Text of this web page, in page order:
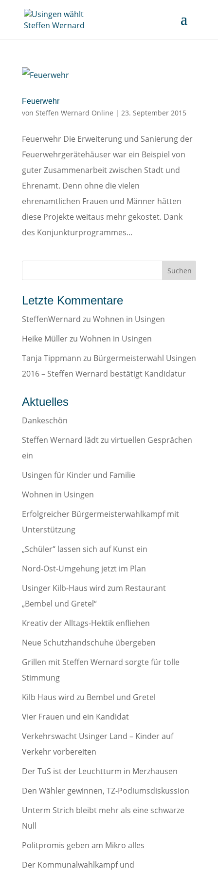
Feuerwehr
von Steffen Wernard Online | 23. September 2015
Feuerwehr Die Erweiterung und Sanierung der
Feuerwehrgerätehäuser war ein Beispiel von
guter Zusammenarbeit zwischen Stadt und
Ehrenamt. Denn ohne die vielen
ehrenamtlichen Frauen und Männer hätten
diese Projekte weitaus mehr gekostet. Dank
des Konjunkturprogrammes...
Letzte Kommentare
SteffenWernard zu Wohnen in Usingen
Heike Müllerzu Wohnen in Usingen
Tanja Tippmann zu Bürgermeisterwahl Usingen
2016 – Steffen Wernard bestätigt Kandidatur
Aktuelles
Dankeschön
Steffen Wernard lädt zu virtuellen Gesprächen
ein
Usingen für Kinder und Familie
Wohnen in Usingen
Erfolgreicher Bürgermeisterwahlkampf mit
Unterstützung
„Schüler“ lassen sich auf Kunst ein
Nord-Ost-Umgehung jetzt im Plan
Usinger Kilb-Haus wird zum Restaurant
„Bembel und Gretel“
Kreativ der Alltags-Hektik enfliehen
Neue Schutzhandschuhe übergeben
Grillen mit Steffen Wernard sorgte für tolle
Stimmung
Kilb Haus wird zu Bembel und Gretel
Vier Frauen und ein Kandidat
Verkehrswacht Usinger Land – Kinder auf
Verkehr vorbereiten
Der TuS ist der Leuchtturm in Merzhausen
Den Wähler gewinnen, TZ-Podiumsdiskussion
Unterm Strich bleibt mehr als eine schwarze
Null
Politpromis geben am Mikro alles
Der Kommunalwahlkampf und